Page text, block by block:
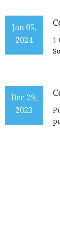
Jan 05,
2024
1
Dec 29,
2023